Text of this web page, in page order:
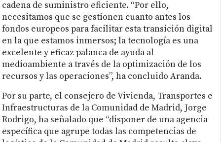
cadena de suministro eficiente. “Por ello,
necesitamos que se gestionen cuanto antes los
fondos europeos para facilitar esta transición digital
en la que estamos inmersos; la tecnología es una
excelente y eficaz palanca de ayuda al
medioambiente a través de la optimización de los
recursos y las operaciones”, ha concluido Aranda.
Por su parte, el consejero de Vivienda, Transportes e
Infraestructuras de la Comunidad de Madrid, Jorge
Rodrigo, ha señalado que “disponer de una agencia
específica que agrupe todas las competencias de